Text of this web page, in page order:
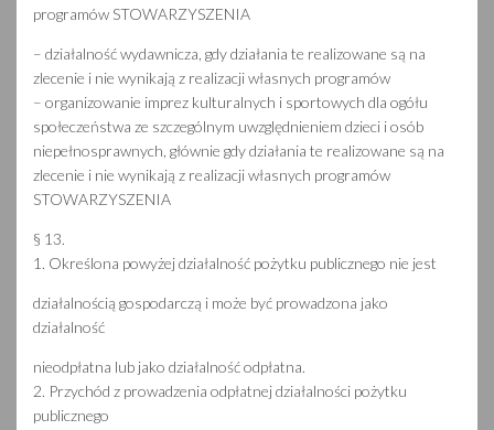
programów STOWARZYSZENIA
– działalność wydawnicza, gdy działania te realizowane są na
zlecenie i nie wynikają z realizacji własnych programów
– organizowanie imprez kulturalnych i sportowych dla ogółu
społeczeństwa ze szczególnym uwzględnieniem dzieci i osób
niepełnosprawnych, głównie gdy działania te realizowane są na
zlecenie i nie wynikają z realizacji własnych programów
STOWARZYSZENIA
§ 13.
1. Określona powyżej działalność pożytku publicznego nie jest
działalnością gospodarczą i może być prowadzona jako
działalność
nieodpłatna lub jako działalność odpłatna.
2. Przychód z prowadzenia odpłatnej działalności pożytku
publicznego